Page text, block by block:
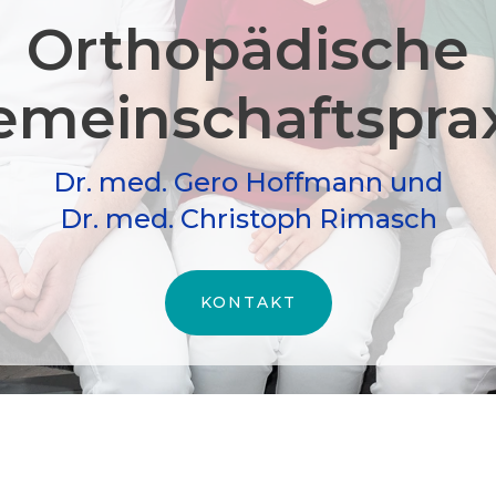
Orthopädische
Dr. med. Gero Hoffmann und
Dr. med. Christoph Rimasch
KONTAKT